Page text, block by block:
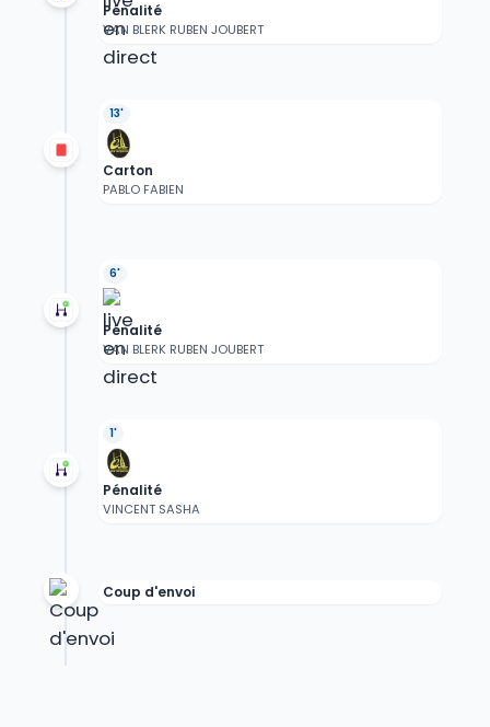
Pénalité
VAN BLERK RUBEN JOUBERT
13'
Carton
PABLO FABIEN
6'
Pénalité
VAN BLERK RUBEN JOUBERT
1'
Pénalité
VINCENT SASHA
Coup d'envoi